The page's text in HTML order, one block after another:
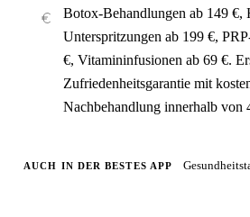
Botox-Behandlungen ab 149 €,
Unterspritzungen ab 199 €,
€, Vitamininfusionen ab 69 €.
Zufriedenheitsgarantie mit
Nachbehandlung innerhalb von
AUCH IN DER BESTES APP